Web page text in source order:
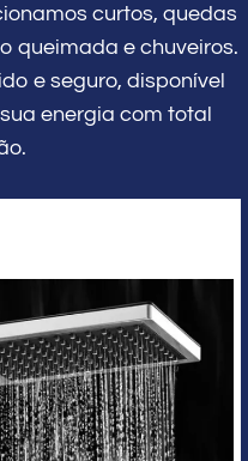
curtos, quedas
queimada e chuveiros.
e seguro, disponível
energia com total